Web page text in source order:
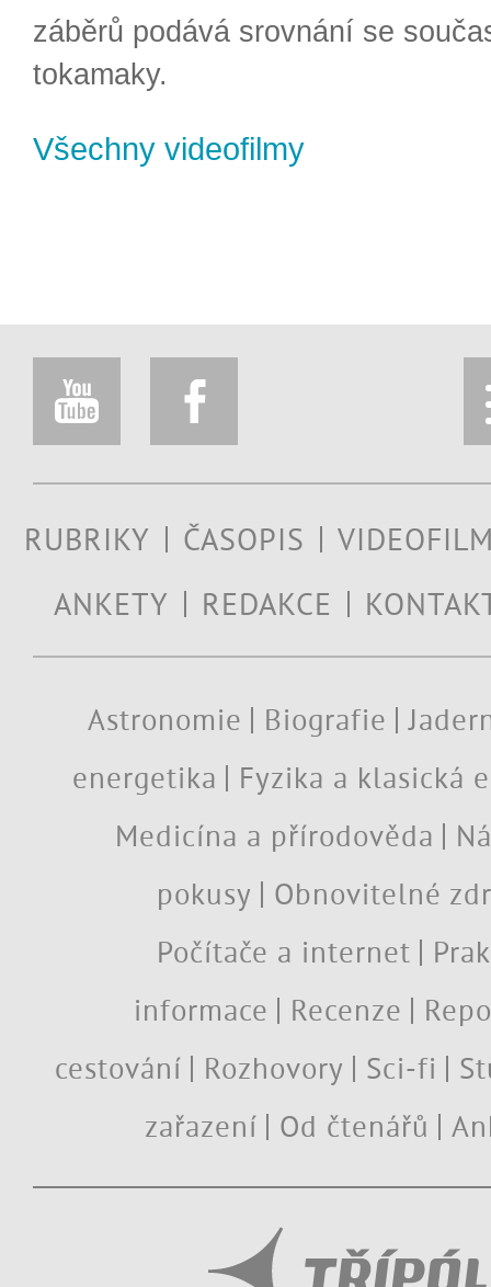
záběrů podává srovnání se
tokamaky.
Všechny videofilmy
RUBRIKY ČASOPIS
ANKETY
REDAKCE
Astronomie Biografie
energetika
Fyzika a klasická
Medicína a přírodověda
pokusy
Obnovitelné
Počítače a internet
informace
Recenze
cestování
Rozhovory Sci-fi
zařazení
Od čtenářů